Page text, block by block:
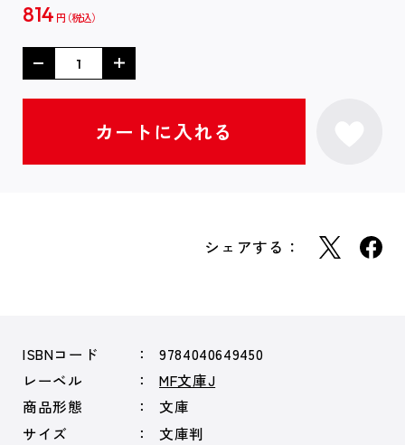
814 円
シェアする：
ISBNコード
9784040649450
レーベル
MF文庫J
商品形態
文庫
サイズ
文庫判